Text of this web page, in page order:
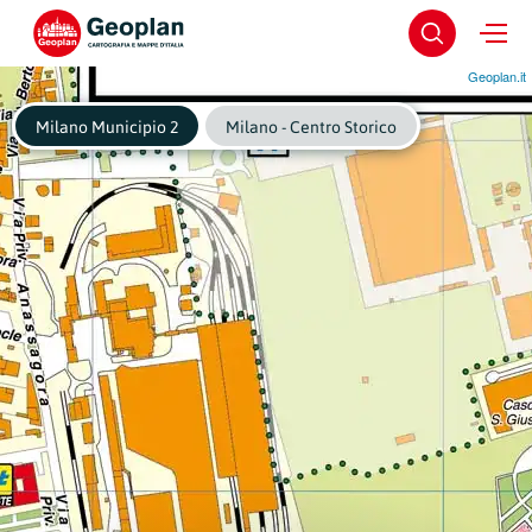
Geoplan.it
Milano Municipio 2 Milano - Centro Storico